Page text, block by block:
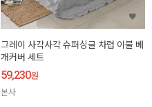
그레이 사각사각 슈퍼싱글 차렵 이불 베
개커버 세트
59,230원
본사